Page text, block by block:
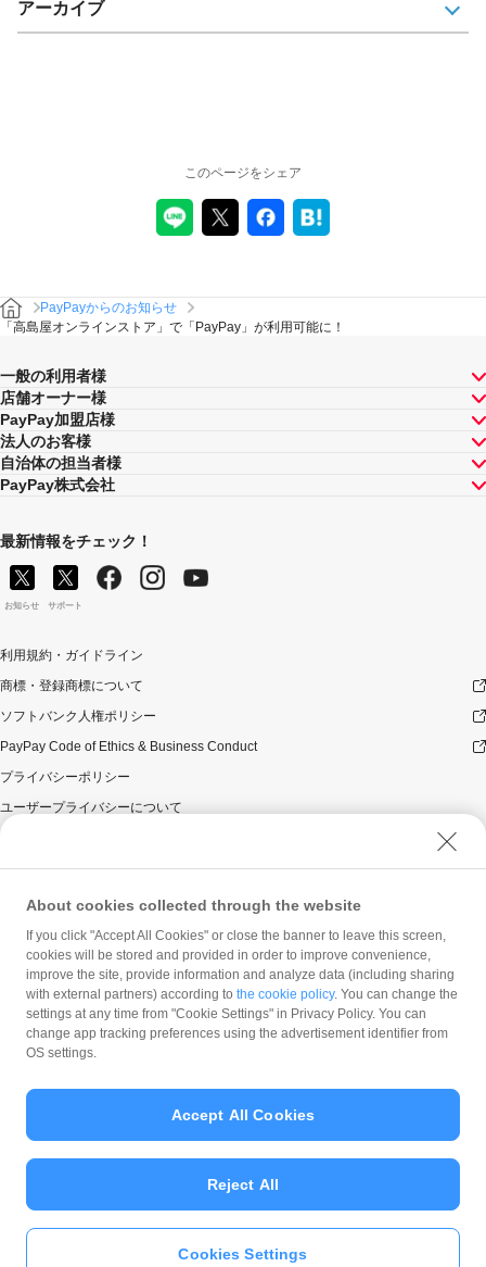
アーカイブ
PayPayアプリをダウンロ
このページをシェア
PayPayからのお知らせ
「高島屋オンラインストア」で「PayPay」が利用可能に！
一般の利用者様
店舗オーナー様
PayPay加盟店様
法人のお客様
自治体の担当者様
PayPay株式会社
最新情報をチェック！
お知らせ サポート
利用規約・ガイドライン
商標・登録商標について
ソフトバンク人権ポリシー
PayPay Code of Ethics & Business Conduct
プライバシーポリシー
ユーザープライバシーについて
ウェブサイト利用規約
反社会的勢力に対する方針
勧誘方針
マネロン等基本方針
カスタマーハラスメントに関する当社の考え方
© PayPay Corporation
About cookies collected through the website
If you click "Accept All Cookies" or close the banner to leave this screen,
cookies will be stored and provided in order to improve convenience,
improve the site, provide information and analyze data (including sharing
with external partners) according to the cookie policy. You can change the
settings at any time from "Cookie Settings" in Privacy Policy. You can
change app tracking preferences using the advertisement identifier from
OS settings.
Cookies Settings
Reject All
Accept All Cookies